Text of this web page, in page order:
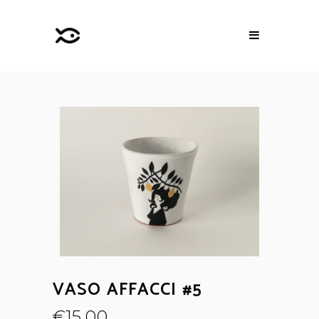
VASO AFFACCI #5